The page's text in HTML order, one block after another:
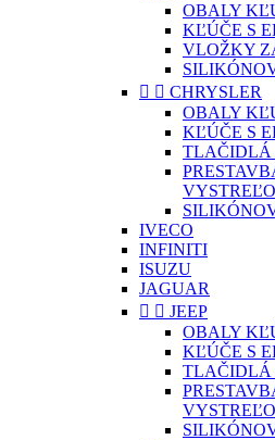
OBALY
KĽÚČE S
VLOŽKY
  CHRYSLER
OBALY
KĽÚČE S
TLAČIDLÁ
IVECO
INFINITI
ISUZU
JAGUAR
  JEEP
OBALY
KĽÚČE S
TLAČIDLÁ